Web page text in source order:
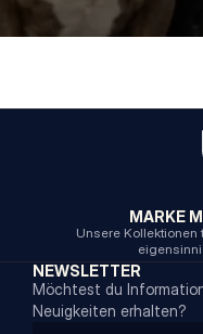
MARKE
Unsere Kollektionen
NEWSLETTER
Möchtest du
Neuigkeiten erhalten?